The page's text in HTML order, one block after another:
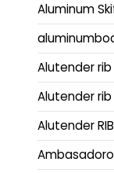
Aluminum
Alutender
Alutender
Alutender